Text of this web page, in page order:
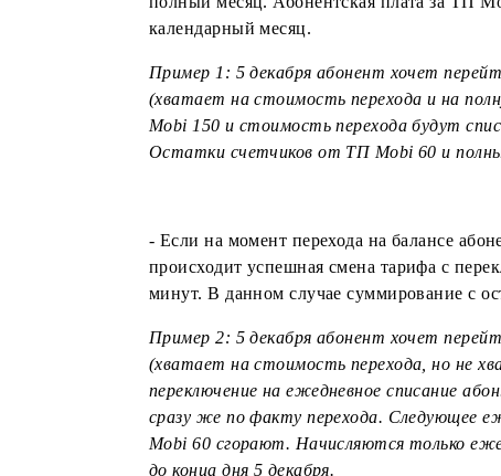
платы и начисление пакетов МБ,
При переходе на тариф (с
- Если на момент перехода на
успешная смена тарифа с
полный месяц. Абонентская плата
Пример 1: 5 декабря абонент хочет
(хватает на стоимость перехода и
Mobi 150 и стоимость перехода
Остатки счетчиков от ТП Mobi 60 и
- Если на момент перехода на
происходит успешная смена